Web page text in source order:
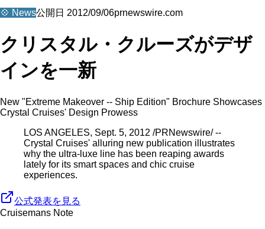
💠 News公開日 2012/09/06prnewswire.com
クリスタル・クルーズがデザ
インを一新
New "Extreme Makeover -- Ship Edition" Brochure Showcases
Crystal Cruises' Design Prowess
LOS ANGELES, Sept. 5, 2012 /PRNewswire/ --
Crystal Cruises' alluring new publication illustrates
why the ultra-luxe line has been reaping awards
lately for its smart spaces and chic cruise
experiences.
公式発表を見る
Cruisemans Note